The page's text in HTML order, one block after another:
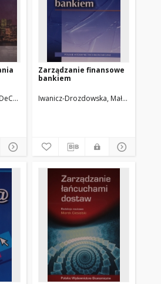
DeCenzo, David A.
Zarządzanie finansowe
bankiem
Iwanicz-Drozdowska, Małgorzata